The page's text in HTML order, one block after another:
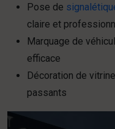
Pose de
claire et
Marquage de
efficace
Décoration de
passants